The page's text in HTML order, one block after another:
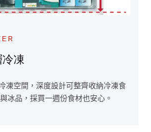
凍
凍空間，深度設計可整齊收納冷凍食
冰品，採買一週份食材也安心。